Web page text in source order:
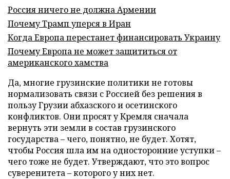
Россия ничего не должна Армении
Почему Трамп уперся в Иран
Когда Европа перестанет финансировать Украину
Почему Европа не может защититься от
американского хамства
Да, многие грузинские политики не готовы
нормализовать связи с Россией без решения в
пользу Грузии абхазского и осетинского
конфликтов. Они просят у Кремля сначала
вернуть эти земли в состав грузинского
государства – чего, понятно, не будет. Хотят,
чтобы Россия шла им на односторонние уступки –
чего тоже не будет. Утверждают, что это вопрос
суверенитета – которого у них нет.